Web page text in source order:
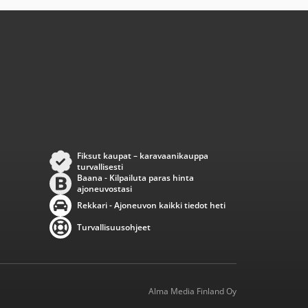
Fiksut kaupat – karavaanikauppa
turvallisesti
Baana - Kilpailuta paras hinta
ajoneuvostasi
Rekkari - Ajoneuvon kaikki tiedot heti
Turvallisuusohjeet
Alma Media Finland Oy